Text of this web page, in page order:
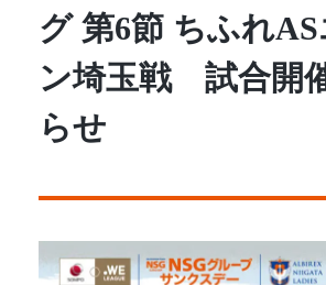
グ 第6節 ちふれ
ン埼玉戦 試合開
らせ